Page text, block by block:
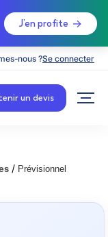
J’en profite
nous ?Se connecter
un devis
/ Prévisionnel